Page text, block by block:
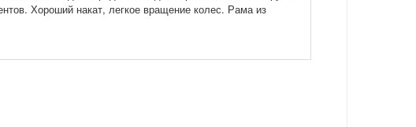
Хороший накат, легкое вращение колес. Рама из